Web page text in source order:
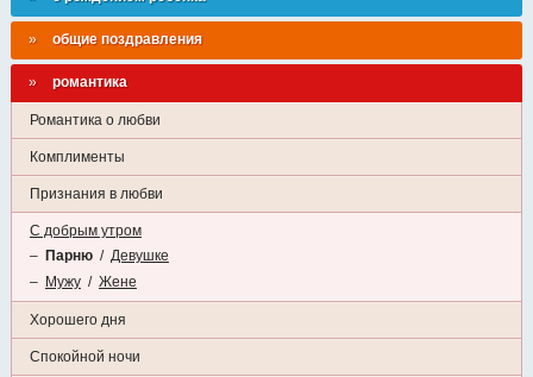
общие поздравления
романтика
Романтика о любви
Комплименты
Признания в любви
С добрым утром
– Парню/ Девушке
– Мужу/ Жене
Хорошего дня
Спокойной ночи